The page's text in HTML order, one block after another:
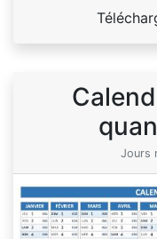
Jours